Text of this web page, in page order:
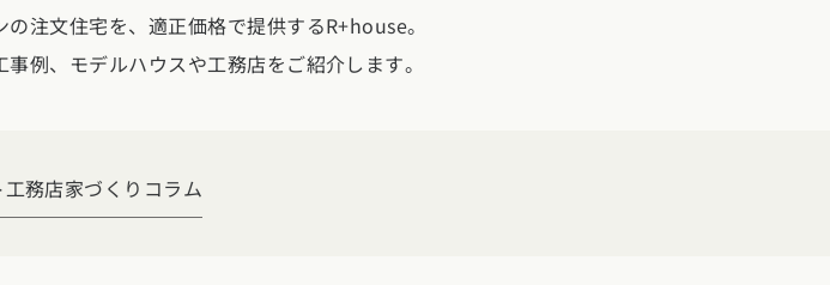
注文住宅を、適正価格で提供するR+house。
例、モデルハウスや工務店をご紹介します。
工務店家づくりコラム